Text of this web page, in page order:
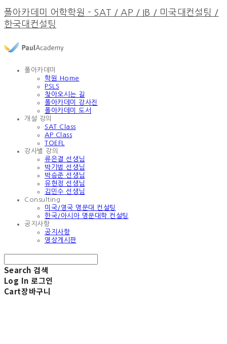
폴아카데미 어학학원 - SAT / AP / IB / 미국대컨설팅 /
한국대컨설팅
폴아카데미
학원 Home
PSLS
찾아오시는 길
폴아카데미 강사진
폴아카데미 도서
개설 강의
SAT Class
AP Class
TOEFL
강사별 강의
류은결 선생님
박기범 선생님
박승준 선생님
유현정 선생님
김민수 선생님
Consulting
미국/영국 명문대 컨설팅
한국/아시아 명문대학 컨설팅
공지사항
공지사항
영상게시판
Search 검색
Log In 로그인
Cart장바구니